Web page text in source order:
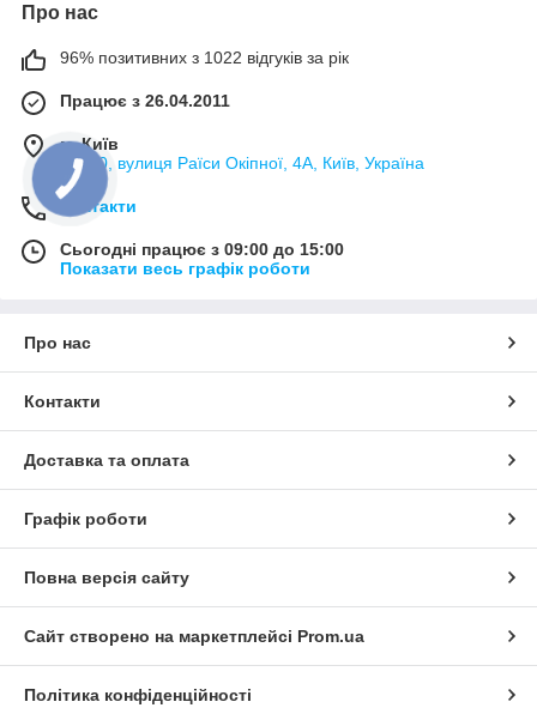
Про нас
96% позитивних з 1022 відгуків за рік
Працює з 26.04.2011
м. Київ
02000, вулиця Раїси Окіпної, 4А, Київ, Україна
Контакти
Сьогодні працює з 09:00 до 15:00
Показати весь графік роботи
Про нас
Контакти
Доставка та оплата
Графік роботи
Повна версія сайту
Сайт створено на маркетплейсі Prom.ua
Політика конфіденційності